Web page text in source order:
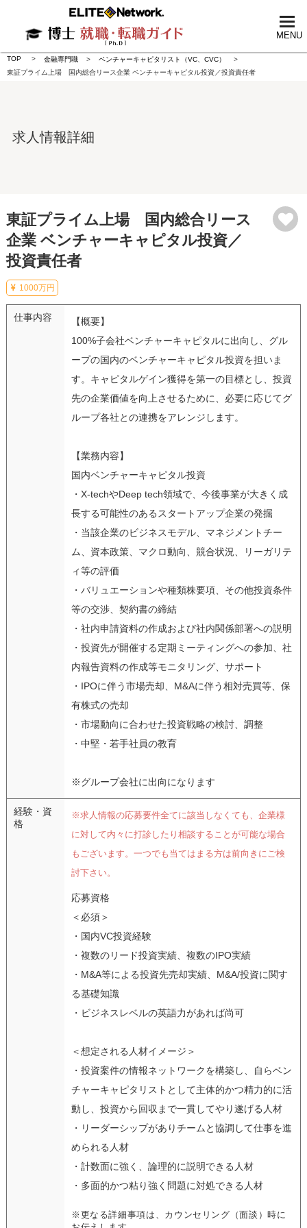
MENU
TOP 金融専門職
ベンチャーキャピタリスト（VC、CVC）
東証プライム上場 国内総合リース企業 ベンチャーキャピタル投資／投資責任者
求人情報詳細
東証プライム上場 国内総合リース
企業 ベンチャーキャピタル投資／
投資責任者
1000万円
仕事内容
【概要】
100%子会社ベンチャーキャピタルに出向し、グル
ープの国内のベンチャーキャピタル投資を担いま
す。キャピタルゲイン獲得を第一の目標とし、投資
先の企業価値を向上させるために、必要に応じてグ
ループ各社との連携をアレンジします。
【業務内容】
国内ベンチャーキャピタル投資
・X-techやDeep tech領域で、今後事業が大きく成
長する可能性のあるスタートアップ企業の発掘
・当該企業のビジネスモデル、マネジメントチー
ム、資本政策、マクロ動向、競合状況、リーガリテ
ィ等の評価
・バリュエーションや種類株要項、その他投資条件
等の交渉、契約書の締結
・社内申請資料の作成および社内関係部署への説明
・投資先が開催する定期ミーティングへの参加、社
内報告資料の作成等モニタリング、サポート
・IPOに伴う市場売却、M&Aに伴う相対売買等、保
有株式の売却
・市場動向に合わせた投資戦略の検討、調整
・中堅・若手社員の教育
※グループ会社に出向になります
経験・資
格
※求人情報の応募要件全てに該当しなくても、企業様
に対して内々に打診したり相談することが可能な場合
もございます。一つでも当てはまる方は前向きにご検
討下さい。
応募資格
＜必須＞
・国内VC投資経験
・複数のリード投資実績、複数のIPO実績
・M&A等による投資先売却実績、M&A/投資に関す
る基礎知識
・ビジネスレベルの英語力があれば尚可
＜想定される人材イメージ＞
・投資案件の情報ネットワークを構築し、自らベン
チャーキャピタリストとして主体的かつ精力的に活
動し、投資から回収まで一貫してやり遂げる人材
・リーダーシップがありチームと協調して仕事を進
められる人材
・計数面に強く、論理的に説明できる人材
・多面的かつ粘り強く問題に対処できる人材
※更なる詳細事項は、カウンセリング（面談）時に